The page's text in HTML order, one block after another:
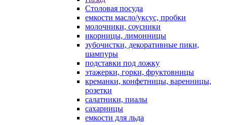
Столовая посуда
емкости масло/уксус, пробки
молочники, соусники
икорницы, лимонницы
зубочистки, декоративные пики,
шампуры
подставки под ложку
этажерки, горки, фруктовницы
креманки, конфетницы, варенницы,
розетки
салатники, пиалы
сахарницы
емкости для льда